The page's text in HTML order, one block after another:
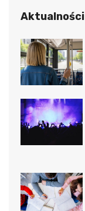
Aktualności